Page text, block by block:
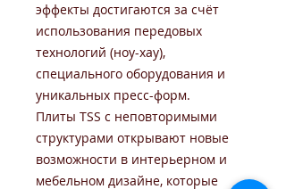
эффекты достигаются за счёт
использования передовых
технологий (ноу-хау),
специального оборудования и
уникальных пресс-форм.
Плиты TSS с неповторимыми
структурами открывают новые
возможности в интерьерном и
мебельном дизайне, которые